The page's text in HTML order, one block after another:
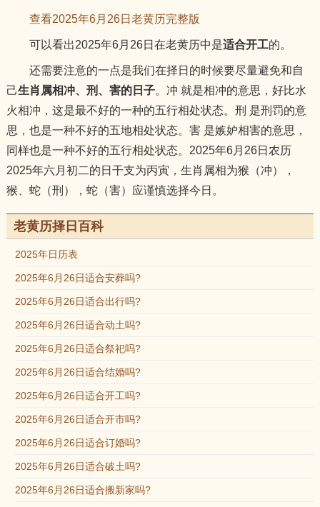
查看2025年6月26日老黄历完整版
可以看出2025年6月26日在老黄历中是适合开工的。
还需要注意的一点是我们在择日的时候要尽量避免和自
己生肖属相冲、刑、害的日子。冲 就是相冲的意思，好比水
火相冲，这是最不好的一种的五行相处状态。刑 是刑罚的意
思，也是一种不好的五地相处状态。害 是嫉妒相害的意思，
同样也是一种不好的五行相处状态。2025年6月26日农历
2025年六月初二的日干支为丙寅，生肖属相为猴（冲），
猴、蛇（刑），蛇（害）应谨慎选择今日。
老黄历择日百科
2025年日历表
2025年6月26日适合安葬吗?
2025年6月26日适合出行吗?
2025年6月26日适合动土吗?
2025年6月26日适合祭祀吗?
2025年6月26日适合结婚吗?
2025年6月26日适合开工吗?
2025年6月26日适合开市吗?
2025年6月26日适合订婚吗?
2025年6月26日适合破土吗?
2025年6月26日适合搬新家吗?